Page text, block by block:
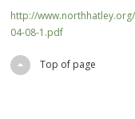
http://
04-08-1.pdf
Top of page